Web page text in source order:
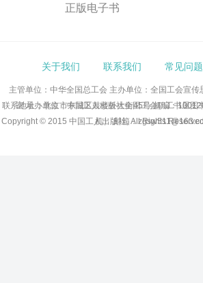
正版电子书
关于我们 联系我们 常见问题
主管单位：中华全国总工会 主办单位：全国工会宣
室承办单位：中国工人出版社全国工会职工书屋图
联系地址：北京市东城区鼓楼外大街45号 邮编：
机） 邮箱：
Copyright © 2015 中国工人出版社, All Rights